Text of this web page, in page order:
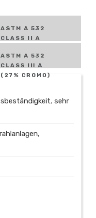
ASTM A 532
CLASS II A
ASTM A 532
CLASS III A
(27% CROMO)
sehr